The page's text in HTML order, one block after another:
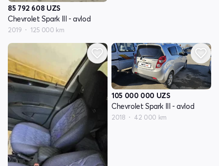
85 792 608 UZS
Chevrolet Spark III - avlod
2019 125 000 km
105 000 000 UZS
Chevrolet Spark III - avlod
2018 42 000 km